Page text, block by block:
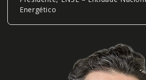
Energético